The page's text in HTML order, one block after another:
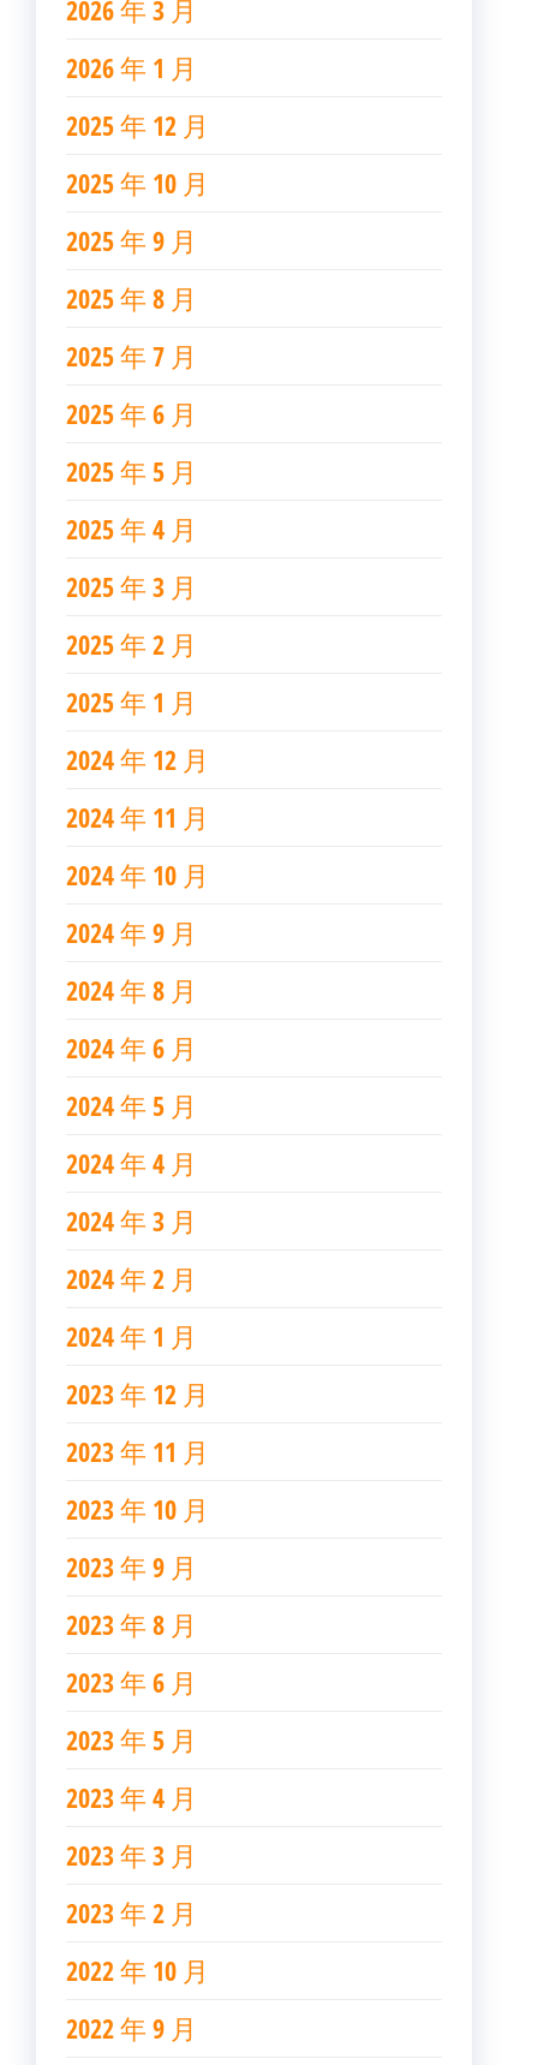
2026 年 3 月
2026 年 1 月
2025 年 12 月
2025 年 10 月
2025 年 9 月
2025 年 8 月
2025 年 7 月
2025 年 6 月
2025 年 5 月
2025 年 4 月
2025 年 3 月
2025 年 2 月
2025 年 1 月
2024 年 12 月
2024 年 11 月
2024 年 10 月
2024 年 9 月
2024 年 8 月
2024 年 6 月
2024 年 5 月
2024 年 4 月
2024 年 3 月
2024 年 2 月
2024 年 1 月
2023 年 12 月
2023 年 11 月
2023 年 10 月
2023 年 9 月
2023 年 8 月
2023 年 6 月
2023 年 5 月
2023 年 4 月
2023 年 3 月
2023 年 2 月
2022 年 10 月
2022 年 9 月